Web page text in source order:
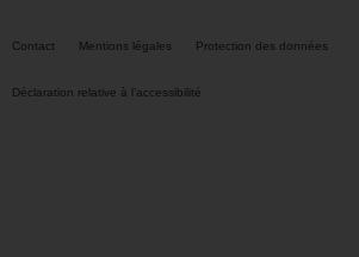
Contact Mentions légales Protection des données
Déclaration relative à l’accessibilité